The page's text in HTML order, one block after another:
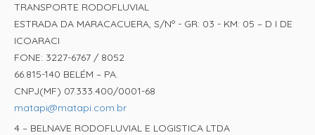
TRANSPORTE RODOFLUVIAL
ESTRADA DA MARACACUERA, S/Nº - GR: 03 - KM: 05 – D I DE
ICOARACI
FONE: 3227-6767 / 8052
66.815-140 BELÉM – PA.
CNPJ(MF) 07.333.400/0001-68
matapi@matapi.com.br
4 – BELNAVE RODOFLUVIAL E LOGISTICA LTDA